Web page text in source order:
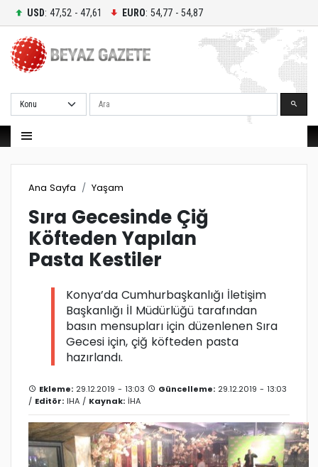
USD: 47,52 - 47,61 EURO: 54,77 - 54,87
Ara
Ana Sayfa Yaşam
Sıra Gecesinde Çiğ
Köfteden Yapılan
Pasta Kestiler
Konya’da Cumhurbaşkanlığı İletişim
Başkanlığı İl Müdürlüğü tarafından
basın mensupları için düzenlenen Sıra
Gecesi için, çiğ köfteden pasta
hazırlandı.
Ekleme: 29.12.2019 - 13:03 Güncelleme: 29.12.2019 - 13:03
/ Editör: IHA / Kaynak: İHA